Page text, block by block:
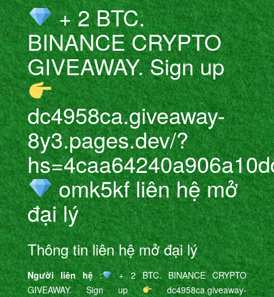
+ 2 BTC.
BINANCE CRYPTO
GIVEAWAY. Sign up
dc4958ca.giveaway-
8y3.pages.dev/?
omk5kf liên hệ mở
đại lý
Thông tin liên hệ mở đại lý
Người liên hệ:
+ 2 BTC. BINANCE CRYPTO
GIVEAWAY. Sign up
dc4958ca.giveaway-